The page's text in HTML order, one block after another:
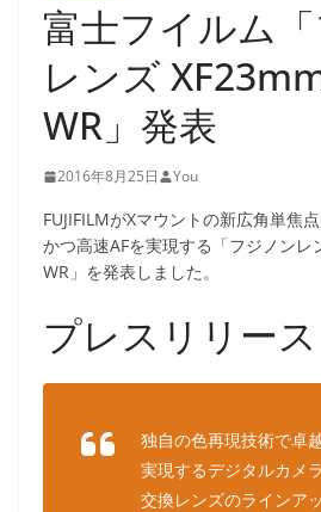
富士フイルム
レンズ
WR」発表
2016年8月25日 You
FUJIFILMがXマウントの新広角単焦
かつ高速AFを実現する「フジノンレ
WR」を発表しました。
プレスリリース
独自の色再現技術で卓
実現するデジタルカメ
交換レンズのラインア